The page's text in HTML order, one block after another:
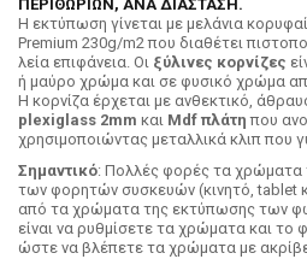
ΠΕΡΙΘΩΡΙΩΝ, ΑΝΑ ΔΙΑΣΤΑΣΗ.
H εκτύπωση γίνεται με μελάνια
Premium 230g/m2 που διαθέτει
λεία επιφάνεια. Οι ξύλινες κορνίζες
ή μαύρο χρώμα και σε φυσικό χρώμα
Η κορνίζα έρχεται με ανθεκτικό,
plexiglass 2mm και Mdf πλάτη που
χρησιμοποιώντας μεταλλικά κλιπ που
Σημαντικό: Πολλές φορές τα χρώματα
των φορητών συσκευών (κινητό, tablet
από τα χρώματα της εκτύπωσης των
είναι να ρυθμίσετε τα χρώματα και το
ώστε να βλέπετε τα χρώματα με